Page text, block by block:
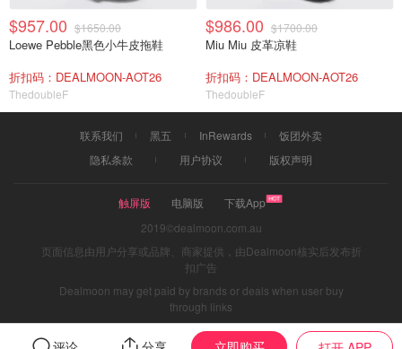
$957.00 $1650.00
Loewe Pebble黑色小牛皮拖鞋
折扣码：DEALMOON-AOT26
ThedoubleF
$986.00 $1700.00
Miu Miu 皮革凉鞋
折扣码：DEALMOON-AOT26
ThedoubleF
联系我们 黑五 InRewards
饭团外卖
隐私条款
用户协议 版权声明
触屏版 电脑版
下载App
2019©dealmoon.com.au
页面信息由用户分享或品牌、商家提供，由Dealmoon核实后发布折
扣广告
Dealmoon may get paid by brands or deals when user buy
through links